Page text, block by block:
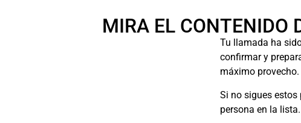
MIRA EL CONTENIDO
Tu llamada ha
confirmar y
máximo provecho.
Si no sigues estos
persona en la lista.